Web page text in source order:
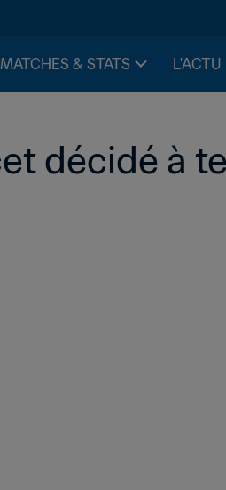
MATCHES & STATS L'ACTU
décidé à